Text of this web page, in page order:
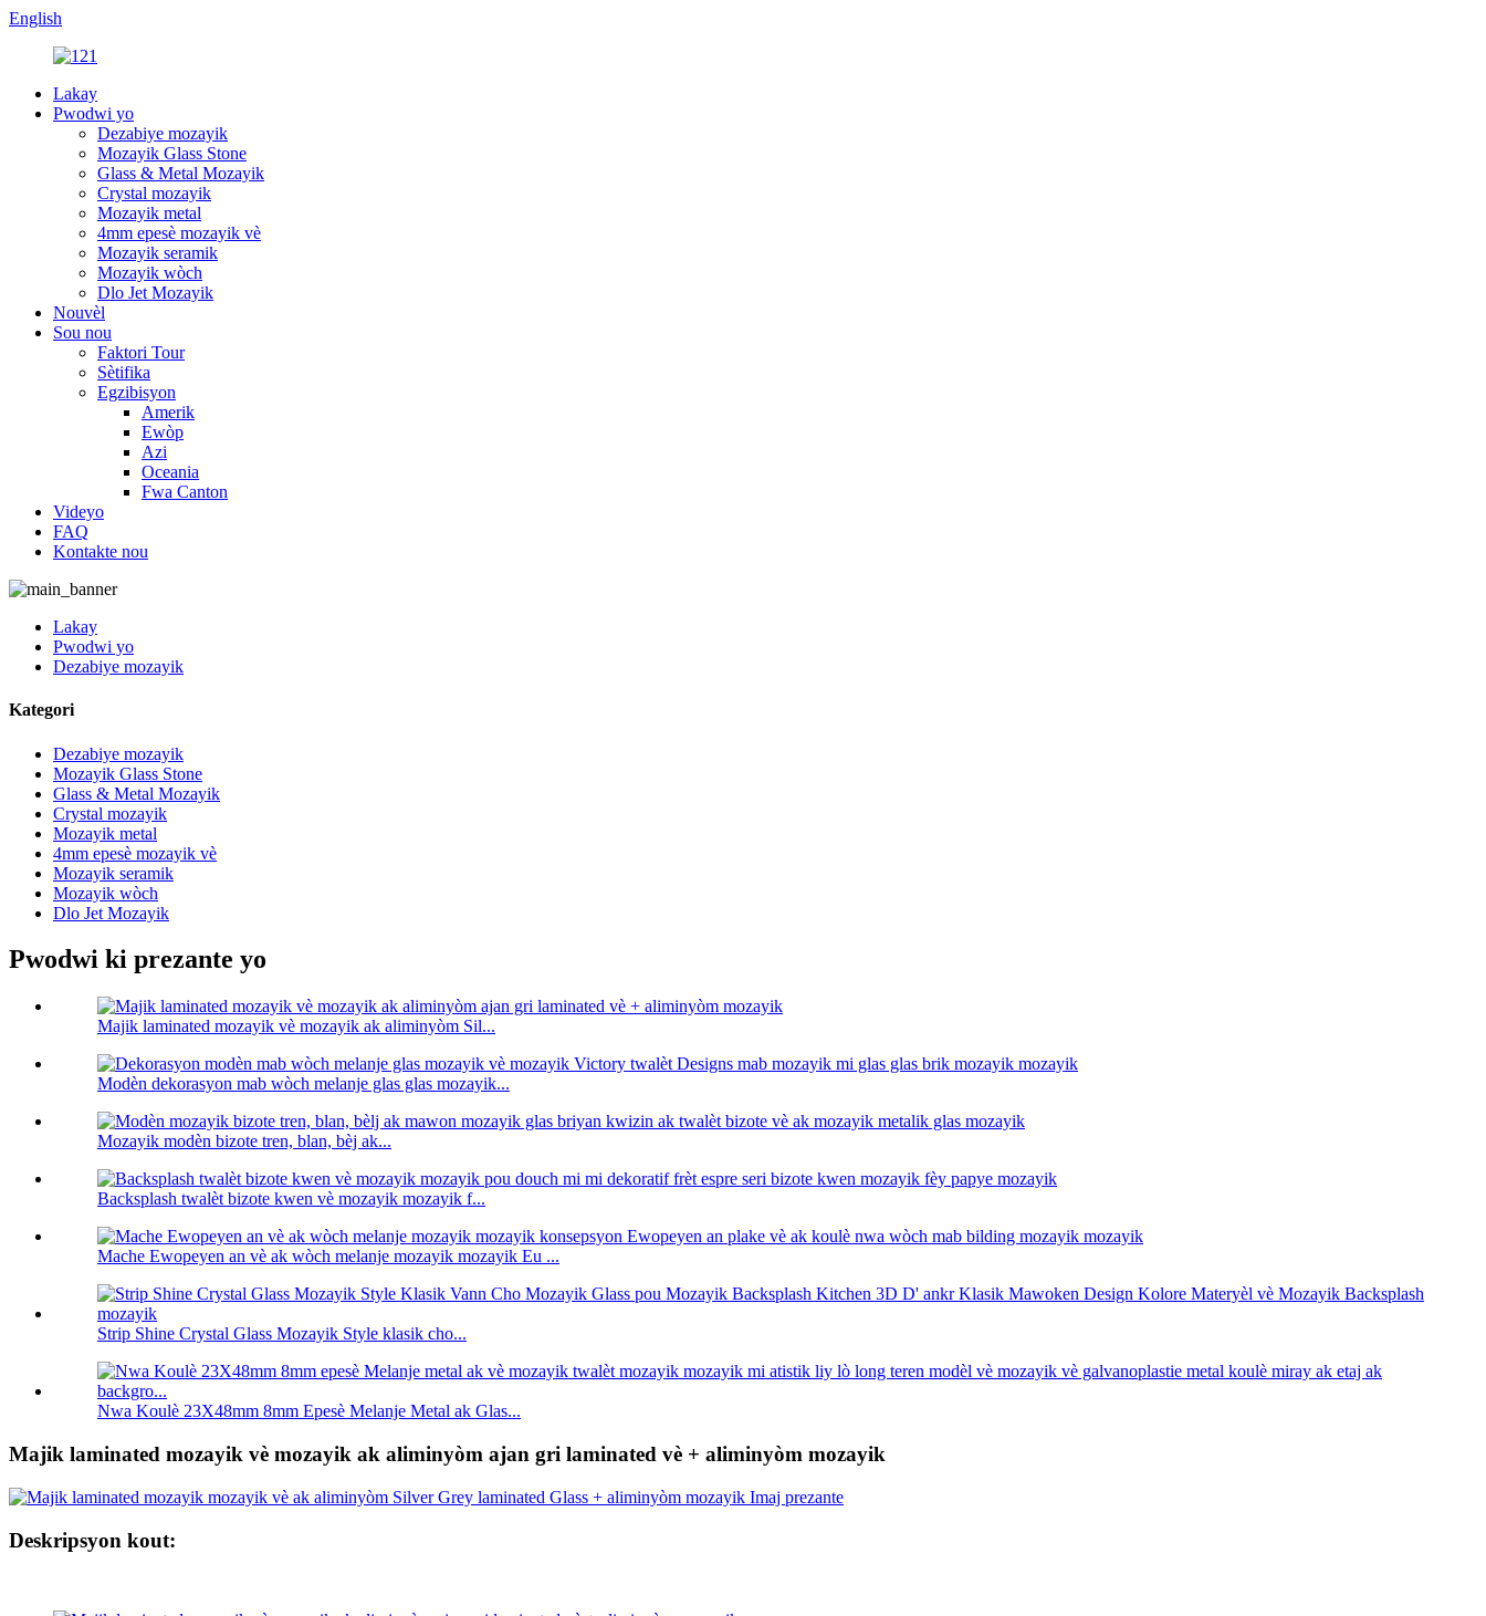
English
Lakay
Pwodwi yo
Dezabiye mozayik
Mozayik Glass Stone
Glass & Metal Mozayik
Crystal mozayik
Mozayik metal
4mm epesè mozayik vè
Mozayik seramik
Mozayik wòch
Dlo Jet Mozayik
Nouvèl
Sou nou
Faktori Tour
Sètifika
Egzibisyon
Amerik
Ewòp
Azi
Oceania
Fwa Canton
Videyo
FAQ
Kontakte nou
Lakay
Pwodwi yo
Dezabiye mozayik
Kategori
Dezabiye mozayik
Mozayik Glass Stone
Glass & Metal Mozayik
Crystal mozayik
Mozayik metal
4mm epesè mozayik vè
Mozayik seramik
Mozayik wòch
Dlo Jet Mozayik
Pwodwi ki prezante yo
Majik laminated mozayik vè mozayik ak aliminyòm Sil...
Modèn dekorasyon mab wòch melanje glas glas mozayik...
Mozayik modèn bizote tren, blan, bèj ak...
Backsplash twalèt bizote kwen vè mozayik mozayik f...
Mache Ewopeyen an vè ak wòch melanje mozayik mozayik Eu ...
Strip Shine Crystal Glass Mozayik Style klasik cho...
Nwa Koulè 23X48mm 8mm Epesè Melanje Metal ak Glas...
Majik laminated mozayik vè mozayik ak aliminyòm ajan gri laminated vè + aliminyòm mozayik
Deskripsyon kout: